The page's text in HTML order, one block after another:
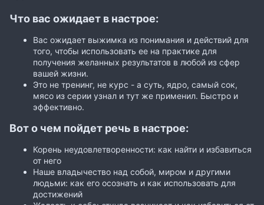
Что вас ожидает в настрое:
Вас ожидает выжимка из понимания и действий для
того, чтобы использовать ее на практике для
получения желанных результатов в любой из сфер
вашей жизни.
Это не тренинг, не курс - а суть, ядро, самый сок,
мясо из серии узнал и тут же применил. Быстро и
эффективно.
Вот о чем пойдет речь в настрое:
Корень неудовлетворенности: как найти и избавиться
от него
Наше владычество над собой, миром и другими
людьми: как его осознать и как использовать для
достижений